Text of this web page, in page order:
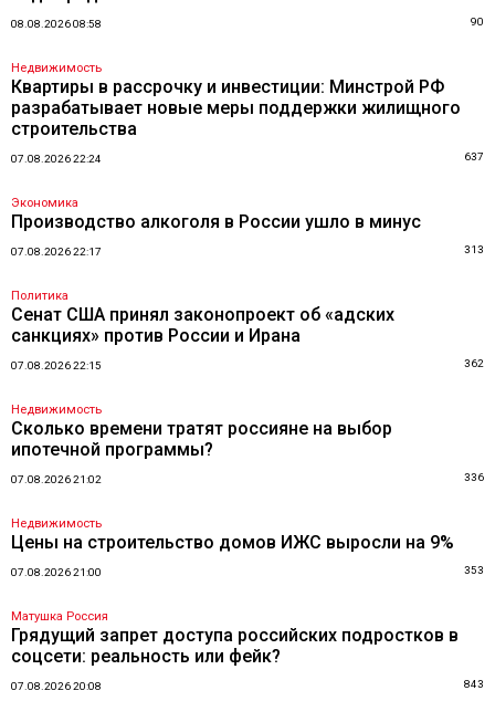
08.08.2026 08:58 90
Недвижимость
Квартиры в рассрочку и инвестиции: Минстрой РФ
разрабатывает новые меры поддержки жилищного
строительства
07.08.2026 22:24 637
Экономика
Производство алкоголя в России ушло в минус
07.08.2026 22:17 313
Политика
Сенат США принял законопроект об «адских
санкциях» против России и Ирана
07.08.2026 22:15 362
Недвижимость
Сколько времени тратят россияне на выбор
ипотечной программы?
07.08.2026 21:02 336
Недвижимость
Цены на строительство домов ИЖС выросли на 9%
07.08.2026 21:00 353
Матушка Россия
Грядущий запрет доступа российских подростков в
соцсети: реальность или фейк?
07.08.2026 20:08 843